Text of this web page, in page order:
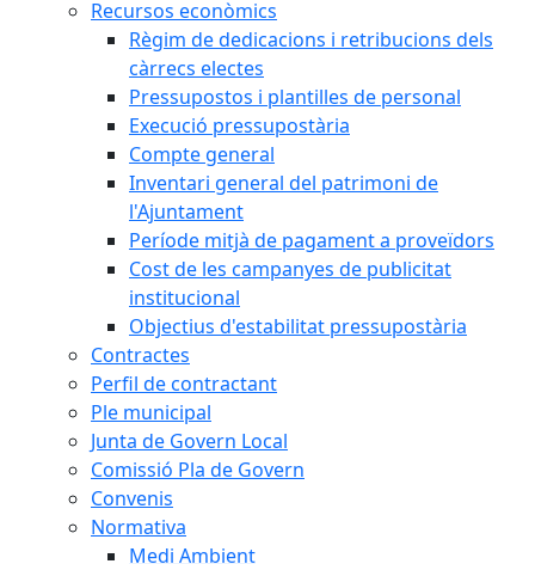
Recursos econòmics
Règim de dedicacions i retribucions dels
càrrecs electes
Pressupostos i plantilles de personal
Execució pressupostària
Compte general
Inventari general del patrimoni de
l'Ajuntament
Període mitjà de pagament a proveïdors
Cost de les campanyes de publicitat
institucional
Objectius d'estabilitat pressupostària
Contractes
Perfil de contractant
Ple municipal
Junta de Govern Local
Comissió Pla de Govern
Convenis
Normativa
Medi Ambient